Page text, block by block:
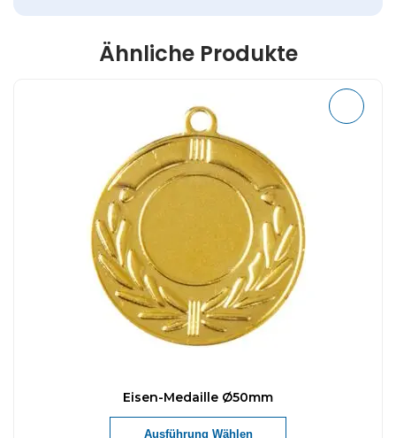
Ähnliche Produkte
Eisen-Medaille Ø50mm
Ausführung Wählen